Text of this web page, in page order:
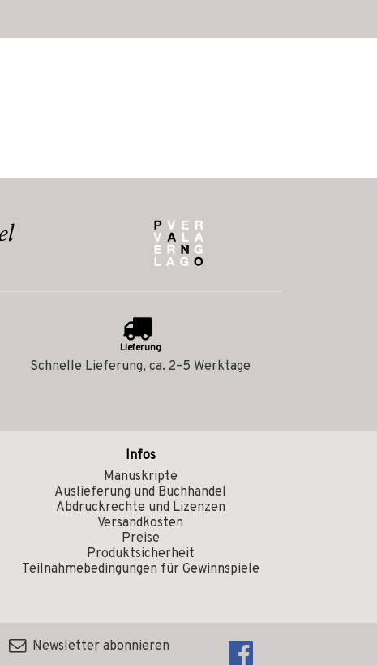
Lieferung
Schnelle Lieferung, ca. 2–5 Werktage
Infos
Manuskripte
Auslieferung und Buchhandel
Abdruckrechte und Lizenzen
Versandkosten
Preise
Produktsicherheit
Teilnahmebedingungen für Gewinnspiele
Newsletter abonnieren